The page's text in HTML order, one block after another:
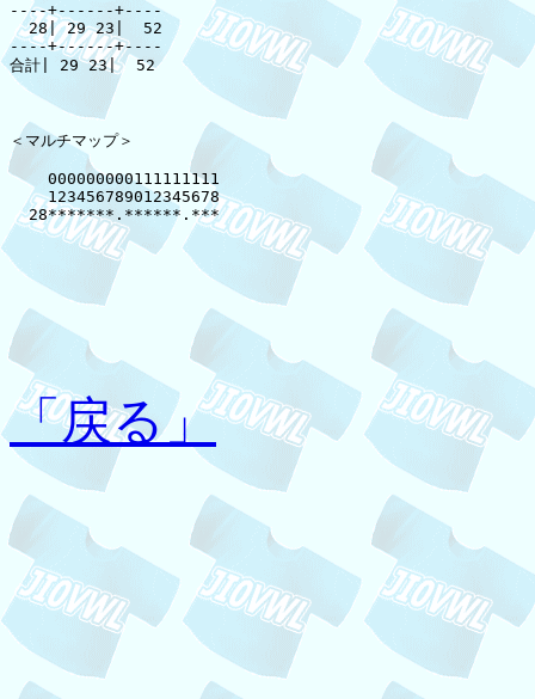
----+------+----
  28| 29 23|  52
----+------+----
合計| 29 23|  52
＜マルチマップ＞
    000000000111111111
    123456789012345678
  28*******.******.***
「戻る」